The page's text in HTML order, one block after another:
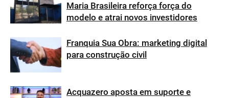
Maria Brasileira reforça força do
modelo e atrai novos investidores
Franquia Sua Obra: marketing digital
para construção civil
Acquazero aposta em suporte e